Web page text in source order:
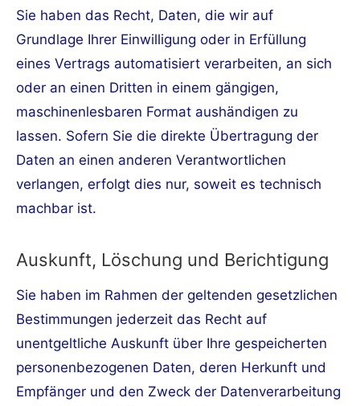
Sie haben das Recht, Daten, die wir auf
Grundlage Ihrer Einwilligung oder in Erfüllung
eines Vertrags automatisiert verarbeiten, an sich
oder an einen Dritten in einem gängigen,
maschinenlesbaren Format aushändigen zu
lassen. Sofern Sie die direkte Übertragung der
Daten an einen anderen Verantwortlichen
verlangen, erfolgt dies nur, soweit es technisch
machbar ist.
Auskunft, Löschung und Berichtigung
Sie haben im Rahmen der geltenden gesetzlichen
Bestimmungen jederzeit das Recht auf
unentgeltliche Auskunft über Ihre gespeicherten
personenbezogenen Daten, deren Herkunft und
Empfänger und den Zweck der Datenverarbeitung